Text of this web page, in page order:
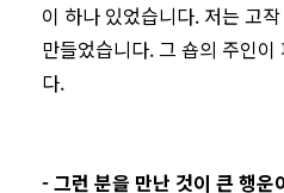
이 하나 있었습니다. 저는 고
만들었습니다. 그 숍의 주인
다.
- 그런 분을 만난 것이 큰 행운